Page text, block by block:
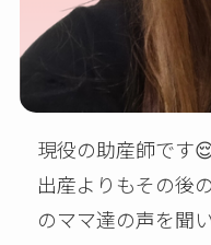
現役の助産師です
出産よりもその後
のママ達の声を聞